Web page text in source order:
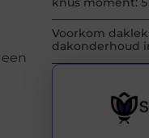
Voorkom
dakonderhoud